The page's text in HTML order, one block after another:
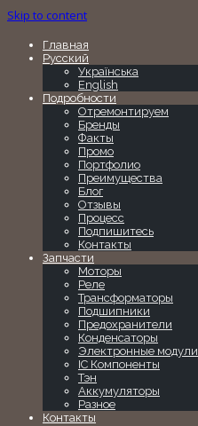
Skip to content
Главная
Русский
Українська
English
Подробности
Отремонтируем
Бренды
Факты
Промо
Портфолио
Преимущества
Блог
Отзывы
Процесс
Подпишитесь
Контакты
Запчасти
Моторы
Реле
Трансформаторы
Подшипники
Предохранители
Конденсаторы
Электронные модули
IC Компоненты
Тэн
Аккумуляторы
Разное
Контакты